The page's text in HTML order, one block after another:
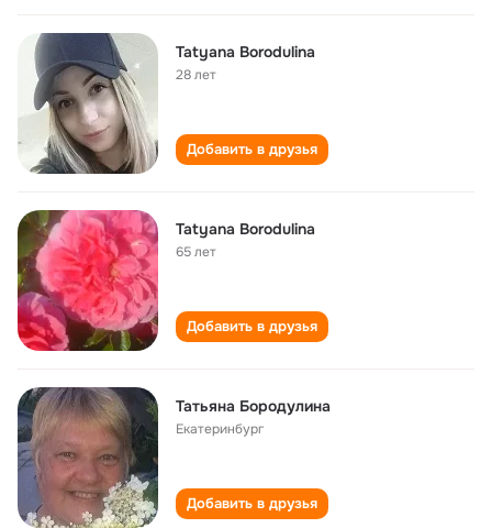
Tatyana Borodulina
28 лет
Добавить в друзья
Tatyana Borodulina
65 лет
Добавить в друзья
Татьяна Бородулина
Екатеринбург
Добавить в друзья